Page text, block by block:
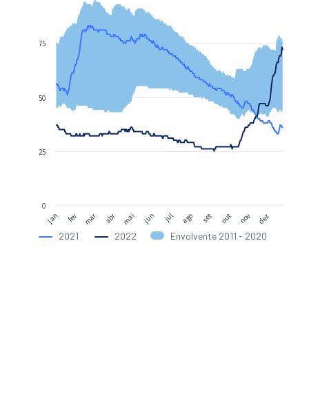
jan abr jul out
fev mar mai jun ago set nov dez
0
25
50
75
2021 2022 Envolvente 2011 - 2020